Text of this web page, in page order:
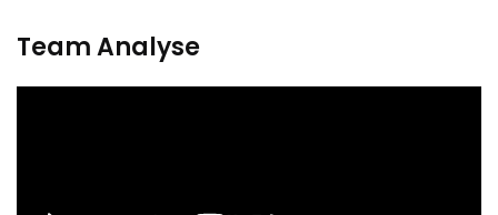
Team Analyse